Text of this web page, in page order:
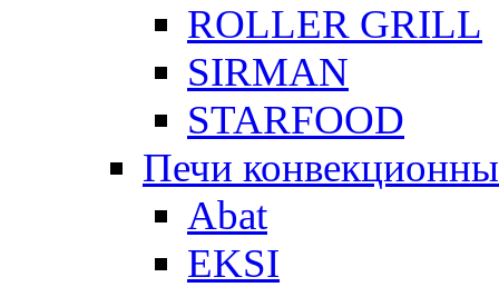
ROLLER GRILL
SIRMAN
STARFOOD
Печи
Abat
EKSI